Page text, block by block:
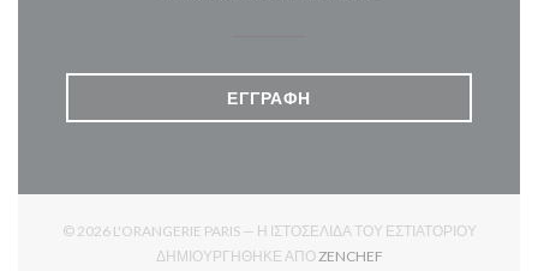
ΕΓΓΡΑΦΉ
© 2026 L'ORANGERIE PARIS — Η ΙΣΤΟΣΕΛΊΔΑ ΤΟΥ ΕΣΤΙΑΤΟΡΊΟΥ
ΔΗΜΙΟΥΡΓΉΘΗΚΕ ΑΠΌZENCHEF((ΑΝΟΊΓΕΙ ΣΕ ΝΈΟ